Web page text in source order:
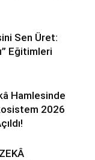
Sen Üret:
Eğitimleri
Hamlesinde
2026